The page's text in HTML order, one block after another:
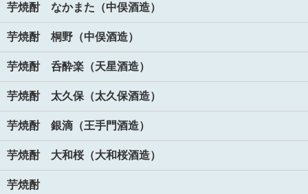
芋焼酎 なかまた（中俣酒造）
芋焼酎 桐野（中俣酒造）
芋焼酎 呑酔楽（天星酒造）
芋焼酎 太久保（太久保酒造）
芋焼酎 銀滴（王手門酒造）
芋焼酎 大和桜（大和桜酒造）
芋焼酎